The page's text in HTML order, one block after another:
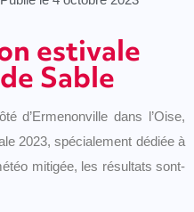
estivale
Sable
d’Ermenonville dans l’Oise,
2023, spécialement dédiée à
mitigée, les résultats sont-